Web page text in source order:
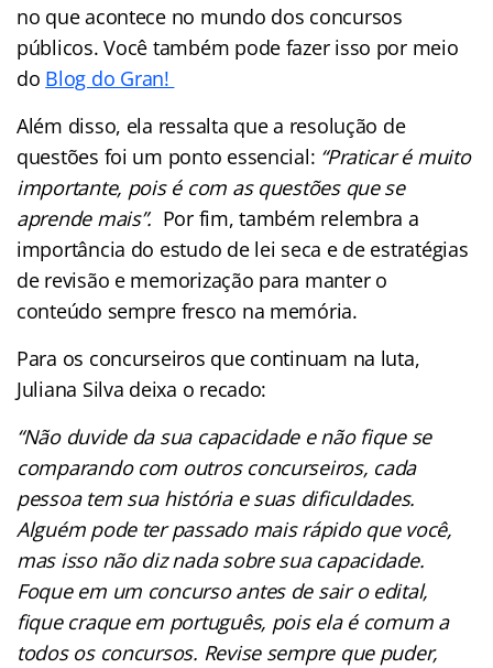
no que acontece no mundo dos concursos
públicos. Você também pode fazer isso por meio
do Blog do Gran!
Além disso, ela ressalta que a resolução de
questões foi um ponto essencial: “Praticar é muito
importante, pois é com as questões que se
aprende mais”. Por fim, também relembra a
importância do estudo de lei seca e de estratégias
de revisão e memorização para manter o
conteúdo sempre fresco na memória.
Para os concurseiros que continuam na luta,
Juliana Silva deixa o recado:
“Não duvide da sua capacidade e não fique se
comparando com outros concurseiros, cada
pessoa tem sua história e suas dificuldades.
Alguém pode ter passado mais rápido que você,
mas isso não diz nada sobre sua capacidade.
Foque em um concurso antes de sair o edital,
fique craque em português, pois ela é comum a
todos os concursos. Revise sempre que puder,